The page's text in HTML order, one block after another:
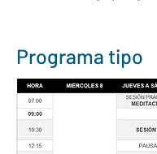
Programa tipo